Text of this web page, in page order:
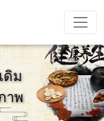
อาหาร
ผลิตภัณฑ์
ผง ชง เครื่อง ดื่ม
ดิม
าพ